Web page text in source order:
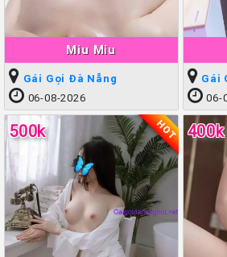
Miu Miu
Gái Gọi Đà Nẵng
06-08-2026
Gái
06-
500k HOT 400k